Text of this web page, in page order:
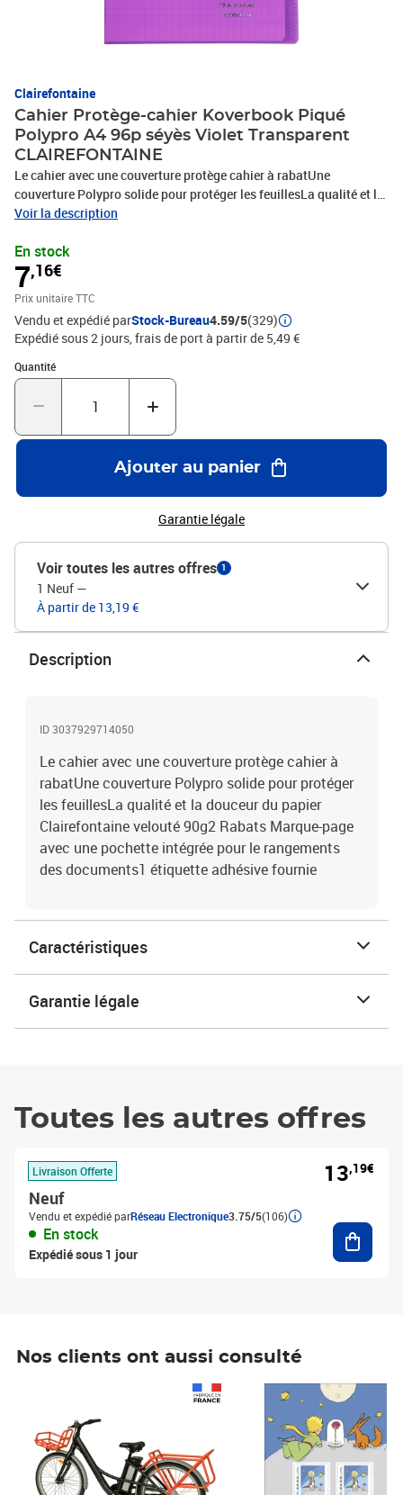
Clairefontaine
Cahier Protège-cahier Koverbook Piqué
Polypro A4 96p séyès Violet Transparent
CLAIREFONTAINE
Le cahier avec une couverture protège cahier à rabatUne
couverture Polypro solide pour protéger les feuillesLa qualité et la
douceur du papier Clairefontaine velouté 90g2 Rabats Marque-
documents1 étiquette adhésive fournie
Voir la description
En stock
7,16€
Prix unitaire TTC
Vendu et expédié parStock-Bureau4.59/5(329)
Expédié sous 2 jours, frais de port à partir de 5,49 €
Quantité
Quantité : 1
Ajouter au panier
Garantie légale
Voir toutes les autres offres 1
1 Neuf —
À partir de 13,19 €
Description
ID 3037929714050
Le cahier avec une couverture protège cahier à
rabatUne couverture Polypro solide pour protéger
les feuillesLa qualité et la douceur du papier
Clairefontaine velouté 90g2 Rabats Marque-page
avec une pochette intégrée pour le rangements
des documents1 étiquette adhésive fournie
Caractéristiques
Garantie légale
Toutes les autres offres
Livraison Offerte
Neuf
Vendu et expédié parRéseau Electronique3.75/5(106)
En stock
Expédié sous 1 jour
13,19€
Nos clients ont aussi consulté
Prix 7,50€